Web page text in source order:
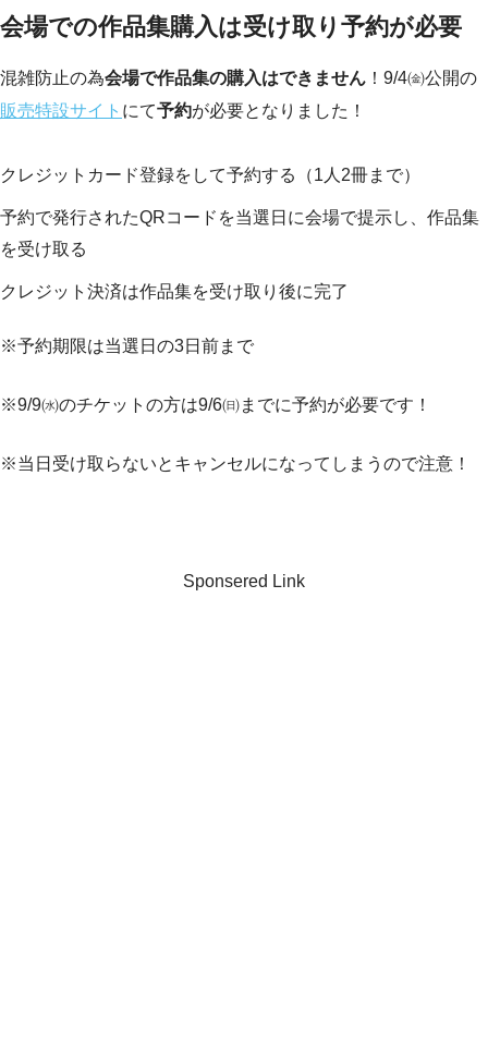
会場での作品集購入は受け取り予約が必要
混雑防止の為会場で作品集の購入はできません ！9/4㈮公開の
販売特設サイト にて予約が必要となりました！
クレジットカード登録をして予約する（1人2冊まで）
予約で発行されたQRコードを当選日に会場で提示し、作品集
を受け取る
クレジット決済は作品集を受け取り後に完了
※予約期限は当選日の3日前まで
※9/9㈬のチケットの方は9/6㈰までに予約が必要です！
※当日受け取らないとキャンセルになってしまうので注意！
Sponsered Link